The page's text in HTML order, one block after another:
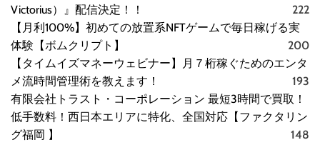
Victorius）』配信決定！！
222
【月利100%】初めての放置系NFTゲームで毎日稼げる実
体験【ボムクリプト】
200
【タイムイズマネーウェビナー】月７桁稼ぐためのエンタ
メ流時間管理術を教えます！
193
有限会社トラスト・コーポレーション 最短3時間で買取！
低手数料！西日本エリアに特化、全国対応【ファクタリン
グ福岡 】
148